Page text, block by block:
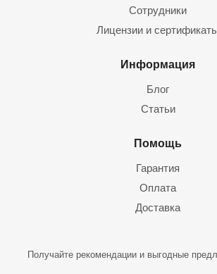
Сотрудники
Лицензии и
Информация
Блог
Статьи
Помощь
Гарантия
Оплата
Доставка
Получайте рекомендации и выгодные